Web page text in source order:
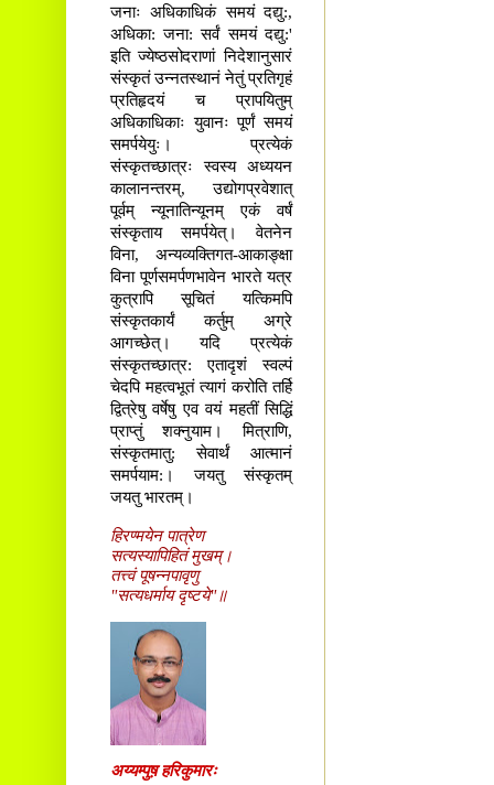
जनाः अधिकाधिकं समयं दद्यु:,
अधिका: जना: सर्वं समयं दद्यु:'
इति ज्येष्ठसोदराणां निदेशानुसारं
संस्कृतं उन्नतस्थानं नेतुं प्रतिगृहं
प्रतिहृदयं च प्रापयितुम्
अधिकाधिकाः युवानः पूर्णं समयं
समर्पयेयुः। प्रत्येकं
संस्कृतच्छात्रः स्वस्य अध्ययन
कालानन्तरम्, उद्योगप्रवेशात्
पूर्वम् न्यूनातिन्यूनम् एकं वर्षं
संस्कृताय समर्पयेत्। वेतनेन
विना, अन्यव्यक्तिगत-आकाङ्क्षा
विना पूर्णसमर्पणभावेन भारते यत्र
कुत्रापि सूचितं यत्किमपि
संस्कृतकार्यं कर्तुम् अग्रे
आगच्छेत्। यदि प्रत्येकं
संस्कृतच्छात्र: एतादृशं स्वल्पं
चेदपि महत्वभूतं त्यागं करोति तर्हि
द्वित्रेषु वर्षेषु एव वयं महतीं सिद्धिं
प्राप्तुं शक्नुयाम। मित्राणि,
संस्कृतमातु: सेवार्थं आत्मानं
समर्पयाम:। जयतु संस्कृतम्
जयतु भारतम्।
हिरण्मयेन पात्रेण
सत्यस्यापिहितं मुखम्।
तत्त्वं पूषन्नपावृणु
"सत्यधर्माय दृष्टये"॥
अय्यम्पुष़ हरिकुमारः